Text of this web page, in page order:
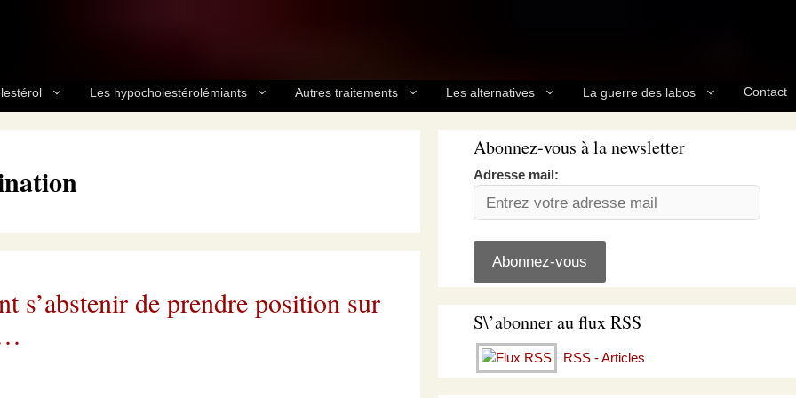
Les hypocholestérolémiants Autres traitements Les alternatives La guerre des labos Contact
s’abstenir de prendre position sur
Abonnez-vous à la newsletter
Adresse mail:
S\’abonner au flux RSS
RSS - Articles